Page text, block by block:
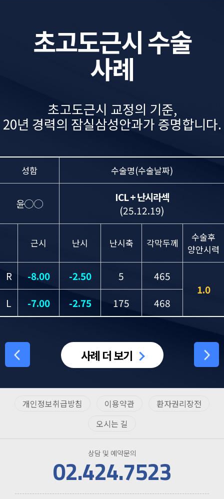
초고도근시 수술
사례
초고도근시 교정의 기준,
20년 경력의 잠실삼성안과가 증명합니다.
Previou
s
성함 수술명(수술날짜)
윤◯◯
ICL + 난시라섹
(25.12.19)
근시 난시 난시축 각막두께
수술후
양안시력
R -8.00 -2.50 5
465
1.0
L
-7.00 -2.75 175 468
Next
사례 더 보기
개인정보취급방침 이용약관
환자권리장전
오시는 길
상담 및 예약문의
02.424.7523